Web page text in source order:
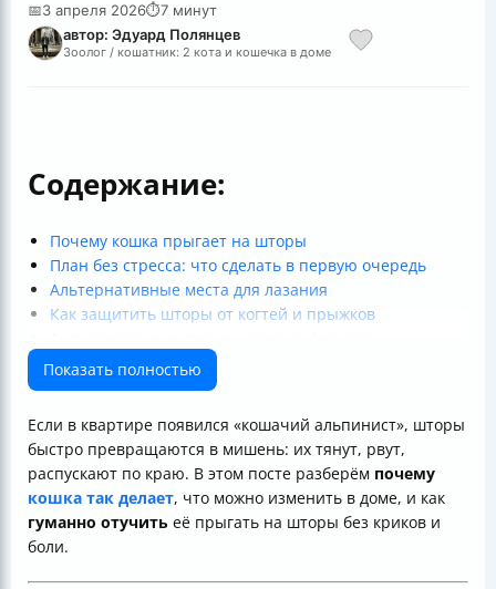
📅3 апреля 2026⏱7 минут
автор: Эдуард Полянцев
Зоолог / кошатник: 2 кота и кошечка в доме
Содержание:
Почему кошка прыгает на шторы
План без стресса: что сделать в первую очередь
Альтернативные места для лазания
Как защитить шторы от когтей и прыжков
Специальные средства и отпугиватели
Воспитание без вреда: чего не делать
Почему физическая активность помогает
Сколько времени нужно, чтобы отучить
Как действовать, чтобы быть последовательными
Временные меры, если ничего не помогает
Краткий чеклист
Итог
Показать полностью
Если в квартире появился «кошачий альпинист», шторы
быстро превращаются в мишень: их тянут, рвут,
распускают по краю. В этом посте разберём почему
кошка так делает, что можно изменить в доме, и как
гуманно отучить её прыгать на шторы без криков и
боли.